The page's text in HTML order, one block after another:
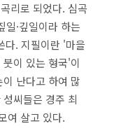
리로 되었다. 심곡
·깊일이라 하는
다. 지필이란 '마을
이 있는 형국'이
난다고 하여 많
씨들은 경주 최
여 살고 있다.